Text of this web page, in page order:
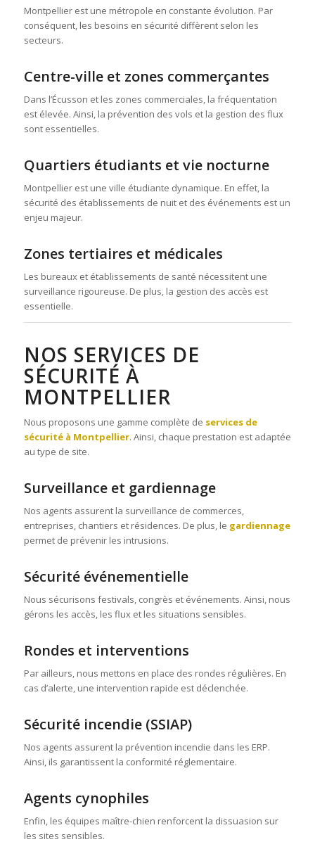
Montpellier est une métropole en constante évolution. Par
conséquent, les besoins en sécurité diffèrent selon les
secteurs.
Centre-ville et zones commerçantes
Dans l’Écusson et les zones commerciales, la fréquentation
est élevée. Ainsi, la prévention des vols et la gestion des flux
sont essentielles.
Quartiers étudiants et vie nocturne
Montpellier est une ville étudiante dynamique. En effet, la
sécurité des établissements de nuit et des événements est un
enjeu majeur.
Zones tertiaires et médicales
Les bureaux et établissements de santé nécessitent une
surveillance rigoureuse. De plus, la gestion des accès est
essentielle.
NOS SERVICES DE
SÉCURITÉ À
MONTPELLIER
Nous proposons une gamme complète de services de
sécurité à Montpellier. Ainsi, chaque prestation est adaptée
au type de site.
Surveillance et gardiennage
Nos agents assurent la surveillance de commerces,
entreprises, chantiers et résidences. De plus, le gardiennage
permet de prévenir les intrusions.
Sécurité événementielle
Nous sécurisons festivals, congrès et événements. Ainsi, nous
gérons les accès, les flux et les situations sensibles.
Rondes et interventions
Par ailleurs, nous mettons en place des rondes régulières. En
cas d’alerte, une intervention rapide est déclenchée.
Sécurité incendie (SSIAP)
Nos agents assurent la prévention incendie dans les ERP.
Ainsi, ils garantissent la conformité réglementaire.
Agents cynophiles
Enfin, les équipes maître-chien renforcent la dissuasion sur
les sites sensibles.